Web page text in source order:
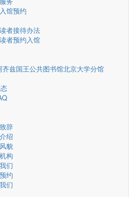
馆预约
者接待办法
者预约入馆
齐兹国王公共图书馆北京大学分馆
辞
绍
貌
构
们
约
们